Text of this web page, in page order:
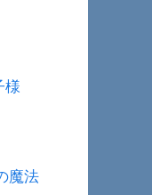
様
魔法